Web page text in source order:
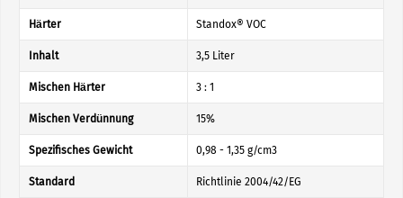
Härter Standox® VOC
Inhalt 3,5 Liter
Mischen Härter 3 : 1
Mischen Verdünnung 15%
Spezifisches Gewicht 0,98 - 1,35 g/cm3
Standard Richtlinie 2004/42/EG